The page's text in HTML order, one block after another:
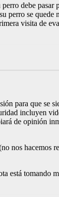
debe
perro se quede
visita de
para que se
incluyen
de opinión
nos hacemos
está tomando